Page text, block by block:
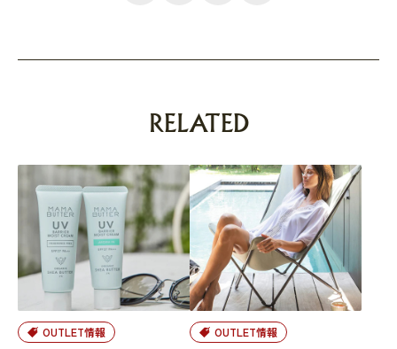
RELATED
OUTLET情報 OUTLET情報